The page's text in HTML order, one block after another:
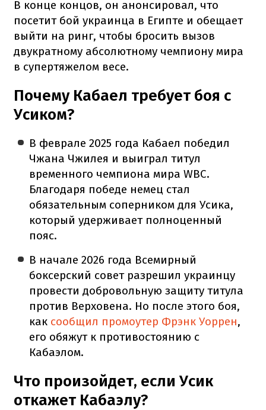
В конце концов, он анонсировал, что
посетит бой украинца в Египте и обещает
выйти на ринг, чтобы бросить вызов
двукратному абсолютному чемпиону мира
в супертяжелом весе.
Почему Кабаел требует боя с
Усиком?
В феврале 2025 года Кабаел победил
Чжана Чжилея и выиграл титул
временного чемпиона мира WBC.
Благодаря победе немец стал
обязательным соперником для Усика,
который удерживает полноценный
пояс.
В начале 2026 года Всемирный
боксерский совет разрешил украинцу
провести добровольную защиту титула
против Верховена. Но после этого боя,
как сообщил промоутер Фрэнк Уоррен,
его обяжут к противостоянию с
Кабаэлом.
Что произойдет, если Усик
откажет Кабаэлу?